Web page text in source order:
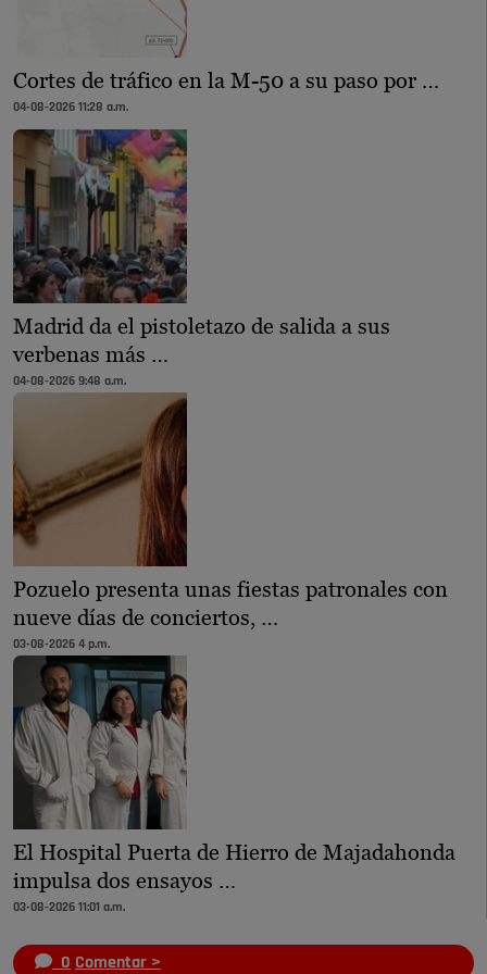
Cortes de tráfico en la M-50 a su paso por …
04-08-2026 11:28 a.m.
Madrid da el pistoletazo de salida a sus
verbenas más …
04-08-2026 9:48 a.m.
Pozuelo presenta unas fiestas patronales con
nueve días de conciertos, …
03-08-2026 4 p.m.
El Hospital Puerta de Hierro de Majadahonda
impulsa dos ensayos …
03-08-2026 11:01 a.m.
0 Comentar >